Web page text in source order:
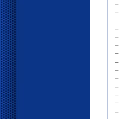
–
–
–
–
–
–
–
–
–
–
–
–
–
–